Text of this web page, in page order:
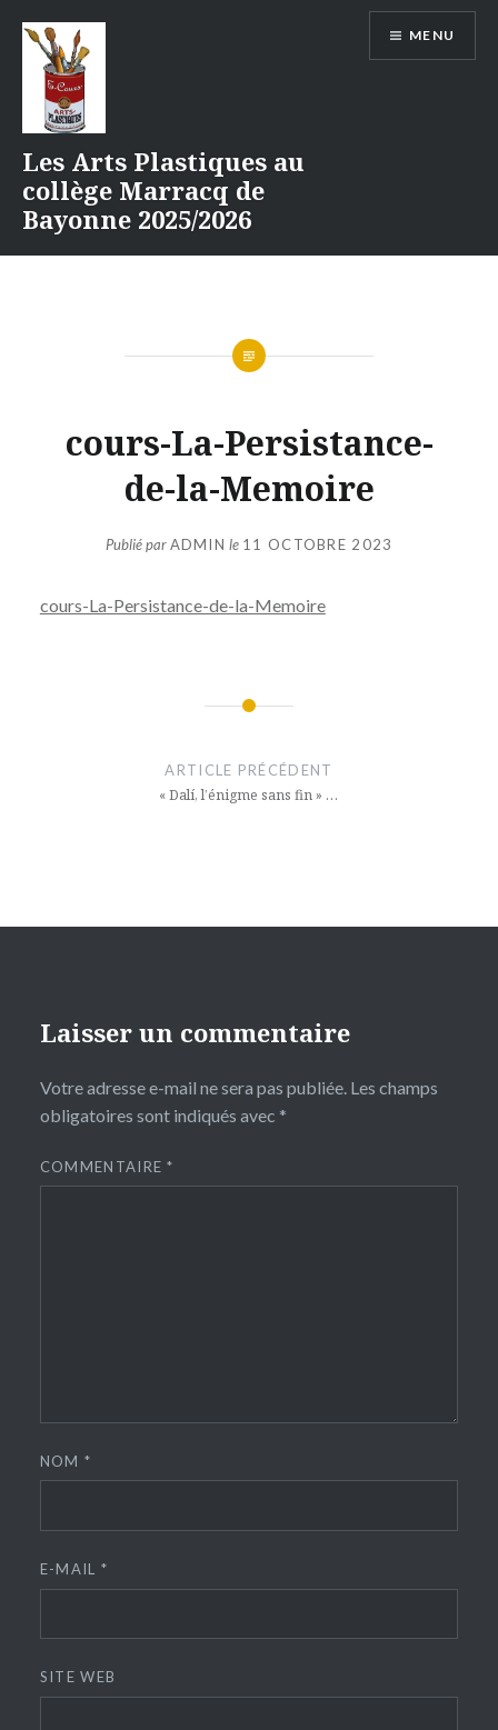
contenu
Les Arts Plastiques au
collège Marracq de
Bayonne 2025/2026
MENU
cours-La-Persistance-
de-la-Memoire
Publié parADMIN le 11 OCTOBRE 2023
cours-La-Persistance-de-la-Memoire
ARTICLE PRÉCÉDENT
« Dalí, l’énigme sans fin » …
Laisser un commentaire
Votre adresse e-mail ne sera pas publiée. Les champs
obligatoires sont indiqués avec *
COMMENTAIRE*
NOM*
E-MAIL *
SITE WEB